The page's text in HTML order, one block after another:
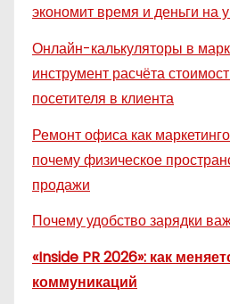
экономит время и деньги на
Онлайн-калькуляторы в
инструмент расчёта
посетителя в клиента
Ремонт офиса как
почему физическое
продажи
Почему удобство зарядки
«Inside PR 2026»: как
коммуникаций